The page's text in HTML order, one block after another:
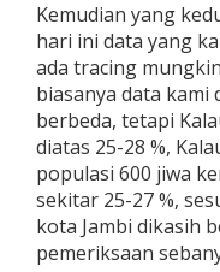
Kemudian yang
hari ini data yang
ada tracing
biasanya data kami
berbeda, tetapi
diatas 25-28 %,
populasi 600 jiwa
sekitar 25-27 %,
kota Jambi dikasih
pemeriksaan